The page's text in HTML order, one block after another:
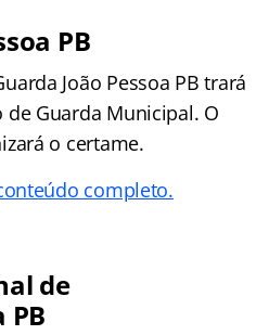
PB
João Pessoa PB trará
de Guarda Municipal. O
o certame.
completo.
de
PB